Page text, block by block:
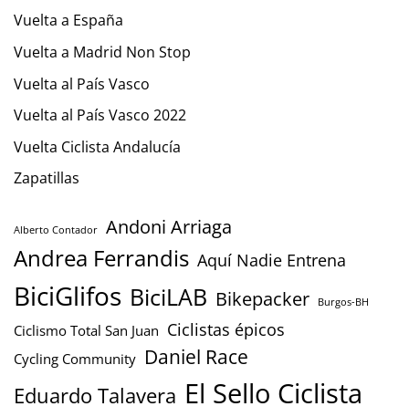
Vuelta a España
Vuelta a Madrid Non Stop
Vuelta al País Vasco
Vuelta al País Vasco 2022
Vuelta Ciclista Andalucía
Zapatillas
Alberto Contador Andoni Arriaga
Andrea Ferrandis Aquí Nadie Entrena
BiciGlifos BiciLAB Bikepacker Burgos-BH
Ciclismo Total San Juan Ciclistas épicos
Cycling Community Daniel Race
Eduardo Talavera El Sello Ciclista